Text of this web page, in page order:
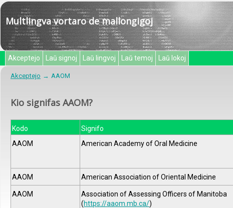
Multlingva vortaro de mallongigoj
Akceptejo Laŭ signoj Laŭ lingvoj Laŭ temoj Laŭ lokoj
Akceptejo AAOM
Kio signifas AAOM?
Kodo Signifo
AAOM
American Academy of Oral Medicine
AAOM American Association of Oriental Medicine
AAOM
Association of Assessing Officers of Manitoba
(https://aaom.mb.ca/)